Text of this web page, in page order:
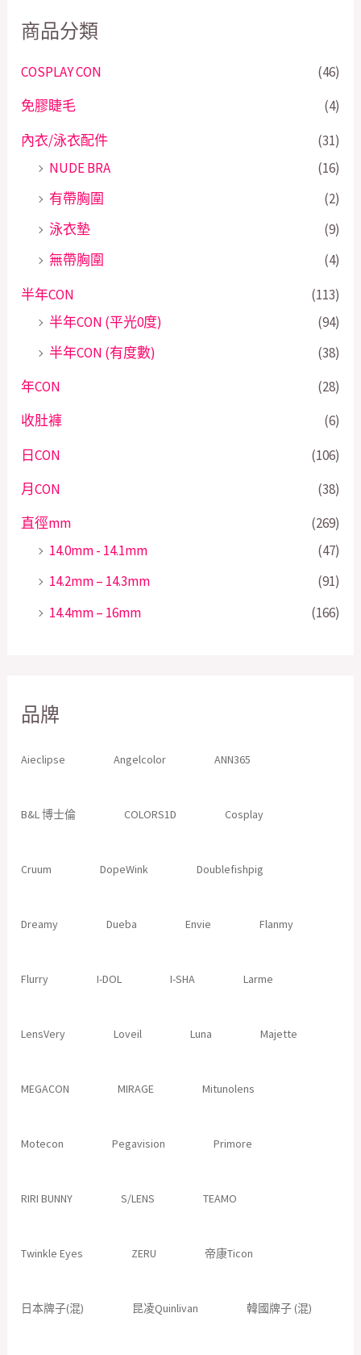
商品分類
COSPLAY CON
(46)
免膠睫毛
(4)
內衣/泳衣配件
(31)
NUDE BRA
(16)
有帶胸圍
(2)
泳衣墊
(9)
無帶胸圍
(4)
半年CON
(113)
半年CON (平光0度)
(94)
半年CON (有度數)
(38)
年CON
(28)
收肚褲
(6)
日CON
(106)
月CON
(38)
直徑mm
(269)
14.0mm - 14.1mm
(47)
14.2mm – 14.3mm
(91)
14.4mm – 16mm
(166)
品牌
Aieclipse Angelcolor ANN365
B&L 博士倫 COLORS1D Cosplay
Cruum DopeWink Doublefishpig
Dreamy Dueba Envie Flanmy
Flurry I-DOL I-SHA Larme
LensVery Loveil Luna Majette
MEGACON MIRAGE Mitunolens
Motecon Pegavision Primore
RIRI BUNNY S/LENS TEAMO
Twinkle Eyes ZERU 帝康Ticon
日本牌子(混) 昆凌Quinlivan 韓國牌子 (混)